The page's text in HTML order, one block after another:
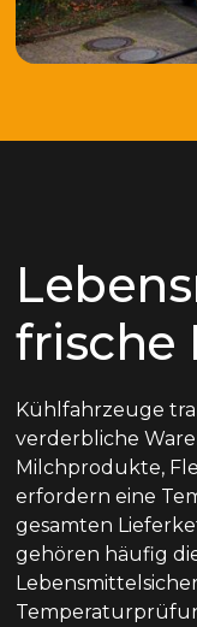
frische
Kühlfahrzeuge
verderbliche
Milchprodukte,
erfordern eine
gesamten
gehören häufig